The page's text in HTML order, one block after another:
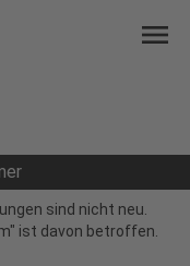
menu
sind nicht neu.
ist davon betroffen.